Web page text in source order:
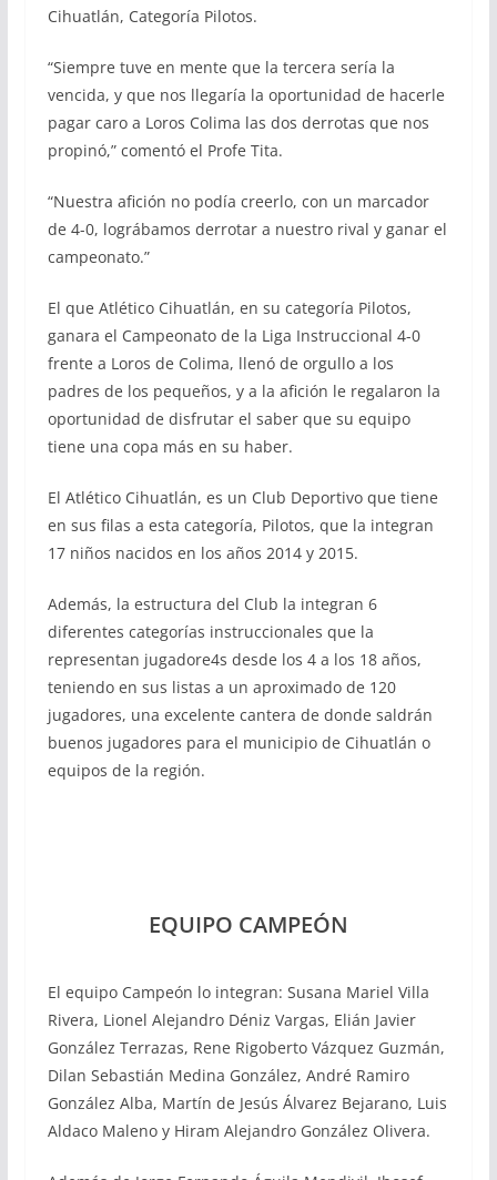
Cihuatlán, Categoría Pilotos.
“Siempre tuve en mente que la tercera sería la
vencida, y que nos llegaría la oportunidad de hacerle
pagar caro a Loros Colima las dos derrotas que nos
propinó,” comentó el Profe Tita.
“Nuestra afición no podía creerlo, con un marcador
de 4-0, lográbamos derrotar a nuestro rival y ganar el
campeonato.”
El que Atlético Cihuatlán, en su categoría Pilotos,
ganara el Campeonato de la Liga Instruccional 4-0
frente a Loros de Colima, llenó de orgullo a los
padres de los pequeños, y a la afición le regalaron la
oportunidad de disfrutar el saber que su equipo
tiene una copa más en su haber.
El Atlético Cihuatlán, es un Club Deportivo que tiene
en sus filas a esta categoría, Pilotos, que la integran
17 niños nacidos en los años 2014 y 2015.
Además, la estructura del Club la integran 6
diferentes categorías instruccionales que la
representan jugadore4s desde los 4 a los 18 años,
teniendo en sus listas a un aproximado de 120
jugadores, una excelente cantera de donde saldrán
buenos jugadores para el municipio de Cihuatlán o
equipos de la región.
EQUIPO CAMPEÓN
El equipo Campeón lo integran: Susana Mariel Villa
Rivera, Lionel Alejandro Déniz Vargas, Elián Javier
González Terrazas, Rene Rigoberto Vázquez Guzmán,
Dilan Sebastián Medina González, André Ramiro
González Alba, Martín de Jesús Álvarez Bejarano, Luis
Aldaco Maleno y Hiram Alejandro González Olivera.